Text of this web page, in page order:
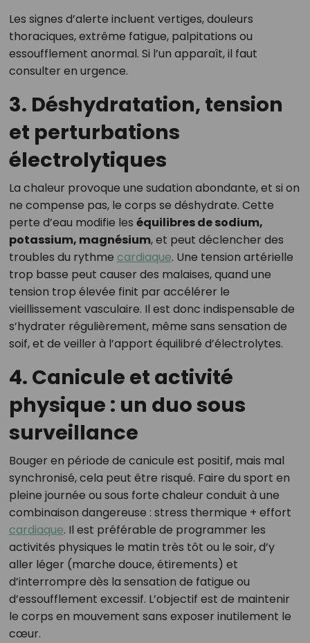
Les signes d’alerte incluent vertiges, douleurs
thoraciques, extrême fatigue, palpitations ou
essoufflement anormal. Si l’un apparaît, il faut
consulter en urgence.
3. Déshydratation, tension
et perturbations
électrolytiques
La chaleur provoque une sudation abondante, et si on
ne compense pas, le corps se déshydrate. Cette
perte d’eau modifie les équilibres de sodium,
potassium, magnésium, et peut déclencher des
troubles du rythme cardiaque. Une tension artérielle
trop basse peut causer des malaises, quand une
tension trop élevée finit par accélérer le
vieillissement vasculaire. Il est donc indispensable de
s’hydrater régulièrement, même sans sensation de
soif, et de veiller à l’apport équilibré d’électrolytes.
4. Canicule et activité
physique : un duo sous
surveillance
Bouger en période de canicule est positif, mais mal
synchronisé, cela peut être risqué. Faire du sport en
pleine journée ou sous forte chaleur conduit à une
combinaison dangereuse : stress thermique + effort
cardiaque. Il est préférable de programmer les
activités physiques le matin très tôt ou le soir, d’y
aller léger (marche douce, étirements) et
d’interrompre dès la sensation de fatigue ou
d’essoufflement excessif. L’objectif est de maintenir
le corps en mouvement sans exposer inutilement le
cœur.